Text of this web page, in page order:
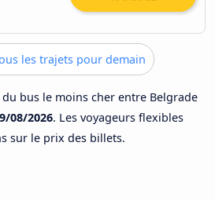
les trajets pour demain
bus le moins cher entre Belgrade
08/2026. Les voyageurs flexibles
sur le prix des billets.